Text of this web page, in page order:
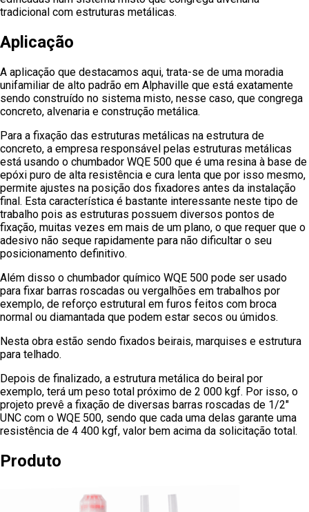
tradicional com estruturas metálicas.
Aplicação
A aplicação que destacamos aqui, trata-se de uma moradia
unifamiliar de alto padrão em Alphaville que está exatamente
sendo construído no sistema misto, nesse caso, que congrega
concreto, alvenaria e construção metálica.
Para a fixação das estruturas metálicas na estrutura de
concreto, a empresa responsável pelas estruturas metálicas
está usando o chumbador WQE 500 que é uma resina à base de
epóxi puro de alta resistência e cura lenta que por isso mesmo,
permite ajustes na posição dos fixadores antes da instalação
final. Esta característica é bastante interessante neste tipo de
trabalho pois as estruturas possuem diversos pontos de
fixação, muitas vezes em mais de um plano, o que requer que o
adesivo não seque rapidamente para não dificultar o seu
posicionamento definitivo.
Além disso o chumbador químico WQE 500 pode ser usado
para fixar barras roscadas ou vergalhões em trabalhos por
exemplo, de reforço estrutural em furos feitos com broca
normal ou diamantada que podem estar secos ou úmidos.
Nesta obra estão sendo fixados beirais, marquises e estrutura
para telhado.
Depois de finalizado, a estrutura metálica do beiral por
exemplo, terá um peso total próximo de 2 000 kgf. Por isso, o
projeto prevê a fixação de diversas barras roscadas de 1/2″
UNC com o WQE 500, sendo que cada uma delas garante uma
resistência de 4 400 kgf, valor bem acima da solicitação total.
Produto